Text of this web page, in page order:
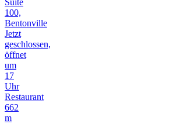
Suite
100,
Bentonville
Jetzt
geschlossen,
öffnet
um
17
Uhr
Restaurant
662
m